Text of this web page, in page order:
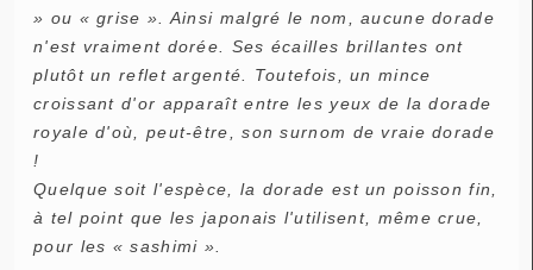
» ou « grise ». Ainsi malgré le nom, aucune dorade
n'est vraiment dorée. Ses écailles brillantes ont
plutôt un reflet argenté. Toutefois, un mince
croissant d'or apparaît entre les yeux de la dorade
royale d'où, peut-être, son surnom de vraie dorade
!
Quelque soit l'espèce, la dorade est un poisson fin,
à tel point que les japonais l'utilisent, même crue,
pour les « sashimi ».